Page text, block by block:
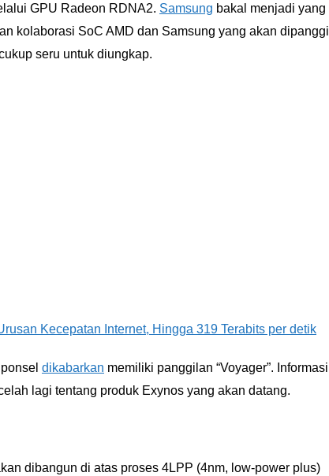
GPU Radeon RDNA2. Samsung bakal menjadi yang
kolaborasi SoC AMD dan Samsung yang akan dipanggil
seru untuk diungkap.
Kecepatan Internet, Hingga 319 Terabits per detik
dikabarkan memiliki panggilan “Voyager”. Informasi
lagi tentang produk Exynos yang akan datang.
dibangun di atas proses 4LPP (4nm, low-power plus)